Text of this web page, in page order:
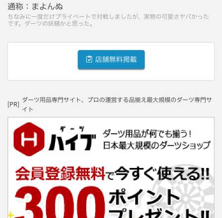
通称： まよんぬ
ちなみに一度だけプライベートで対戦しましたが、実物の可愛さヤバかった
です。ダーツの妖精かと思った。
店舗無料掲載
[PR]
ダーツ用品専門サイト、プロの運営する品揃え最大規模のダーツ専門サ
イト